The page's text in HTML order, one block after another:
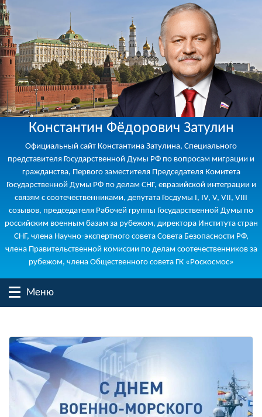
Константин Фёдорович Затулин
Официальный сайт Константина Затулина, Специального
представителя Государственной Думы РФ по вопросам миграции и
гражданства, Первого заместителя Председателя Комитета
Государственной Думы РФ по делам СНГ, евразийской интеграции и
связям с соотечественниками, депутата Госдумы I, IV, V, VII, VIII
созывов, председателя Рабочей группы Государственной Думы по
российским военным базам за рубежом, директора Института стран
СНГ, члена Научно-экспертного совета Совета Безопасности РФ,
члена Правительственной комиссии по делам соотечественников за
рубежом, члена Общественного совета ГК «Роскосмос»
Меню